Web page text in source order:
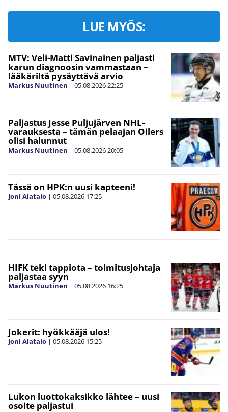
LUE MYÖS:
MTV: Veli-Matti Savinainen paljasti
karun diagnoosin vammastaan –
lääkäriltä pysäyttävä arvio
Markus Nuutinen | 05.08.202622:25
Paljastus Jesse Puljujärven NHL-
varauksesta – tämän pelaajan Oilers
olisi halunnut
Markus Nuutinen | 05.08.202620:05
Tässä on HPK:n uusi kapteeni!
Joni Alatalo | 05.08.2026 17:25
HIFK teki tappiota – toimitusjohtaja
paljastaa syyn
Markus Nuutinen | 05.08.2026 16:25
Jokerit: hyökkääjä ulos!
Joni Alatalo | 05.08.2026 15:25
Lukon luottokaksikko lähtee – uusi
osoite paljastui